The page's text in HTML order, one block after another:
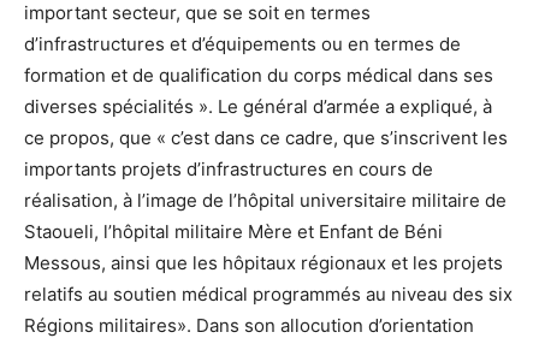
important secteur, que se soit en termes
d’infrastructures et d’équipements ou en termes de
formation et de qualification du corps médical dans ses
diverses spécialités ». Le général d’armée a expliqué, à
ce propos, que « c’est dans ce cadre, que s’inscrivent les
importants projets d’infrastructures en cours de
réalisation, à l’image de l’hôpital universitaire militaire de
Staoueli, l’hôpital militaire Mère et Enfant de Béni
Messous, ainsi que les hôpitaux régionaux et les projets
relatifs au soutien médical programmés au niveau des six
Régions militaires». Dans son allocution d’orientation